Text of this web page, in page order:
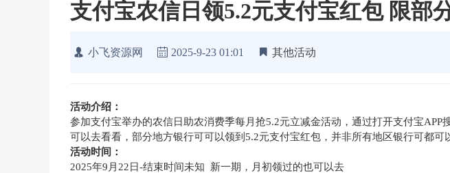
支付宝农信日领5.2元支付宝红包 限部
小飞资源网 2025-9-23 01:01 其他活动
活动介绍：
参加支付宝举办的农信日助农消费季每月抢5.2元立减金活动，通过打开支付宝APP
可以去看看，部分地方银行可可以领到5.2元支付宝红包，并非所有地区银行可都可
活动时间：
2025年9月22日-结束时间未知 新一期，月初领过的也可以去